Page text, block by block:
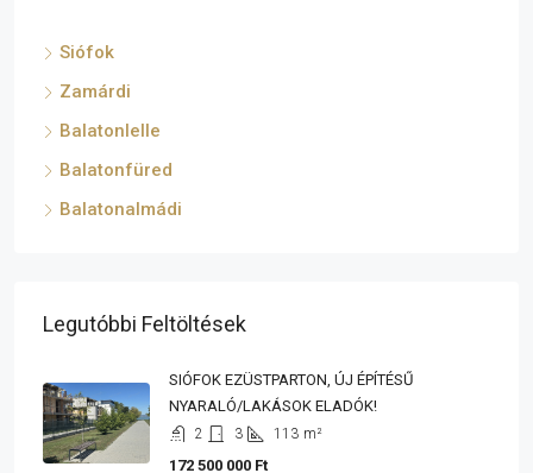
Siófok
Zamárdi
Balatonlelle
Balatonfüred
Balatonalmádi
Legutóbbi Feltöltések
SIÓFOK EZÜSTPARTON, ÚJ ÉPÍTÉSŰ
NYARALÓ/LAKÁSOK ELADÓK!
2 3 113 m²
172 500 000 Ft